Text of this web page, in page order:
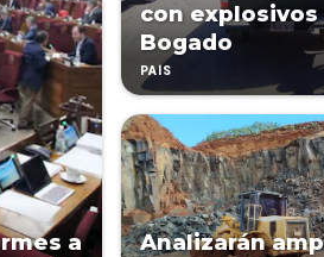
a
con explosivos
Bogado
PAÍS
Analizarán